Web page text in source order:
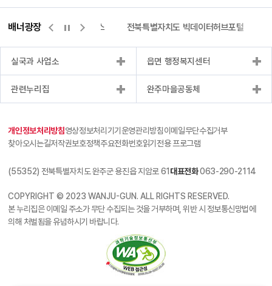
배너광장
량바로처리센터 위택스 전북특별자치도 빅데이터허브포털
실국과 사업소 읍면 행정복지센터
관련누리집 완주마을공동체
개인정보처리방침영상정보처리기기운영관리방침이메일무단수집거부
찾아오시는길저작권보호정책주요전화번호읽기전용 프로그램
(55352) 전북특별자치도 완주군 용진읍 지암로 61 대표전화063-290-2114
COPYRIGHT © 2023 WANJU-GUN. ALL RIGHTS RESERVED.
본 누리집은 이메일 주소가 무단 수집되는 것을 거부하며, 위반 시 정보통신망법에
의해 처벌됨을 유념하시기 바랍니다.